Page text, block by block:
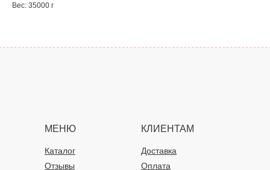
Вес: 35000 г
МЕНЮ КЛИЕНТАМ
Каталог
Доставка
Оплата
Отзывы